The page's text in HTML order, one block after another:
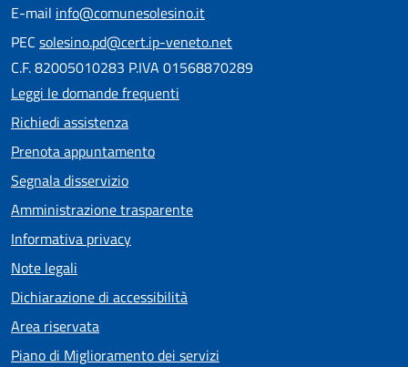
E-mail info@comunesolesino.it
PEC solesino.pd@cert.ip-veneto.net
C.F. 82005010283 P.IVA 01568870289
Leggi le domande frequenti
Richiedi assistenza
Prenota appuntamento
Segnala disservizio
Amministrazione trasparente
Informativa privacy
Note legali
Dichiarazione di accessibilità
Area riservata
Piano di Miglioramento dei servizi